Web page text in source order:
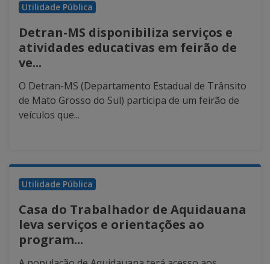
Utilidade Pública
Detran-MS disponibiliza serviços e
atividades educativas em feirão de
ve...
O Detran-MS (Departamento Estadual de Trânsito
de Mato Grosso do Sul) participa de um feirão de
veículos que...
Utilidade Pública
Casa do Trabalhador de Aquidauana
leva serviços e orientações ao
program...